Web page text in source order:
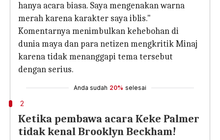
hanya acara biasa. Saya mengenakan warna
merah karena karakter saya iblis."
Komentarnya menimbulkan kehebohan di
dunia maya dan para netizen mengkritik Minaj
karena tidak menanggapi tema tersebut
dengan serius.
Anda sudah 20% selesai
2
Ketika pembawa acara Keke Palmer
tidak kenal Brooklyn Beckham!